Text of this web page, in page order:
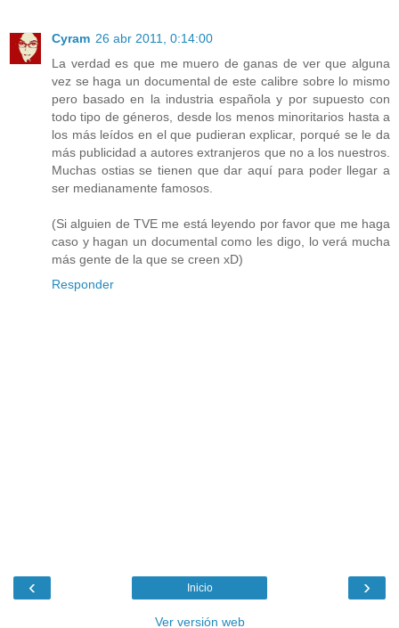
Cyram 26 abr 2011, 0:14:00
La verdad es que me muero de ganas de ver que alguna
vez se haga un documental de este calibre sobre lo mismo
pero basado en la industria española y por supuesto con
todo tipo de géneros, desde los menos minoritarios hasta a
los más leídos en el que pudieran explicar, porqué se le da
más publicidad a autores extranjeros que no a los nuestros.
Muchas ostias se tienen que dar aquí para poder llegar a
ser medianamente famosos.
(Si alguien de TVE me está leyendo por favor que me haga
caso y hagan un documental como les digo, lo verá mucha
más gente de la que se creen xD)
Responder
‹ ›
Inicio
Ver versión web